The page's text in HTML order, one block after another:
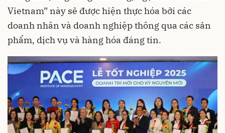
Vietnam” này sẽ được hiện thực hóa bởi các
doanh nhân và doanh nghiệp thông qua các sản
phẩm, dịch vụ và hàng hóa đáng tin.